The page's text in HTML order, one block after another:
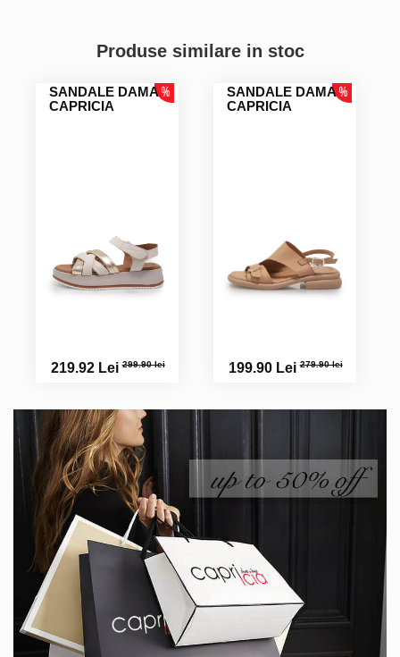
Miorita S.
Material foarte bun, pentru picior mai plinuț
Produse similare in stoc
SANDALE DAMA
CAPRICIA
219.92 Lei299.90 lei
SANDALE DAMA
CAPRICIA
199.90 Lei279.90 lei